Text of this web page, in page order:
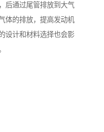
后通过尾管排放到大气
体的排放，提高发动机
设计和材料选择也会影